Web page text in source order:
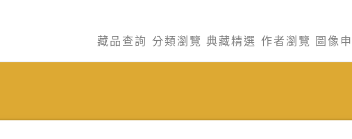
藏品查詢 分類瀏覽 典藏精選 作者瀏覽 圖像